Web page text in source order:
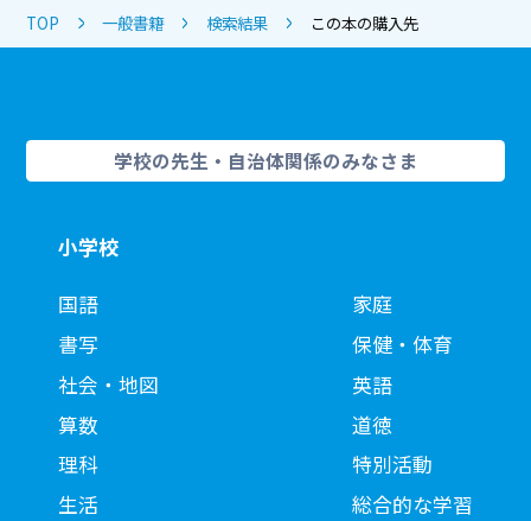
TOP 一般書籍 検索結果 この本の購入先
学校の先生・自治体関係のみなさま
小学校
国語
書写
社会・地図
算数
理科
生活
家庭
保健・体育
英語
道徳
特別活動
総合的な学習